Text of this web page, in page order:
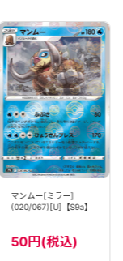
マンムー[ミラー]
(020/067)[U]【S9a】
50円(税込)